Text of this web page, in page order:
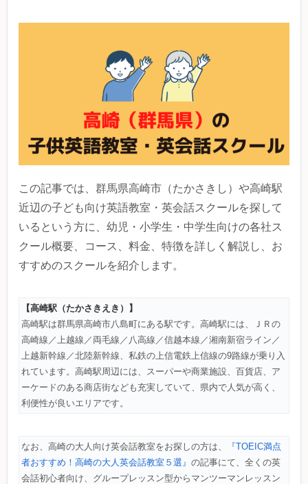
この記事では、群馬県高崎市（たかさきし）や高崎駅
近辺の子ども向け英語教室・英会話スクールを探して
いるという方に、幼児・小学生・中学生向けの各社ス
クール概要、コース、料金、特徴を詳しく解説し、お
すすめのスクールを紹介します。
【高崎駅（たかさきえき）】
高崎駅は群馬県高崎市八島町にある駅です。高崎駅には、ＪＲの
高崎線／上越線／両毛線／八高線／信越本線／湘南新宿ライン／
上越新幹線／北陸新幹線、私鉄の上信電鉄上信線の9路線が乗り入
れています。高崎駅周辺には、スーパーや商業施設、百貨店、ア
ーケードのある商店街なども充実していて、県内で人気が高く、
利便性が良いエリアです。
なお、高崎の大人向け英会話教室をお探しの方は、
『TOEIC満点
者おすすめ！高崎の大人英会話教室５選』 の記事にて、全くの英
会話初心者向け、グループレッスン型からマンツーマンレッスン